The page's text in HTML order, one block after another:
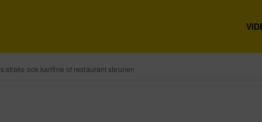
straks ook kantine of restaurant steunen